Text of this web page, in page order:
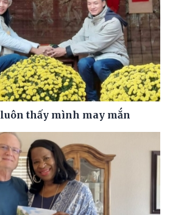
thấy mình may mắn